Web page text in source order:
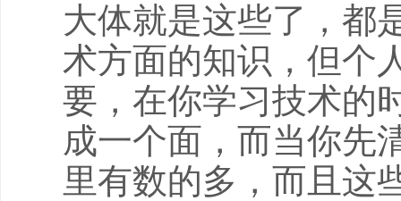
大体就是这些了，都
术方面的知识，但个
要，在你学习技术的
成一个面，而当你先
里有数的多，而且这